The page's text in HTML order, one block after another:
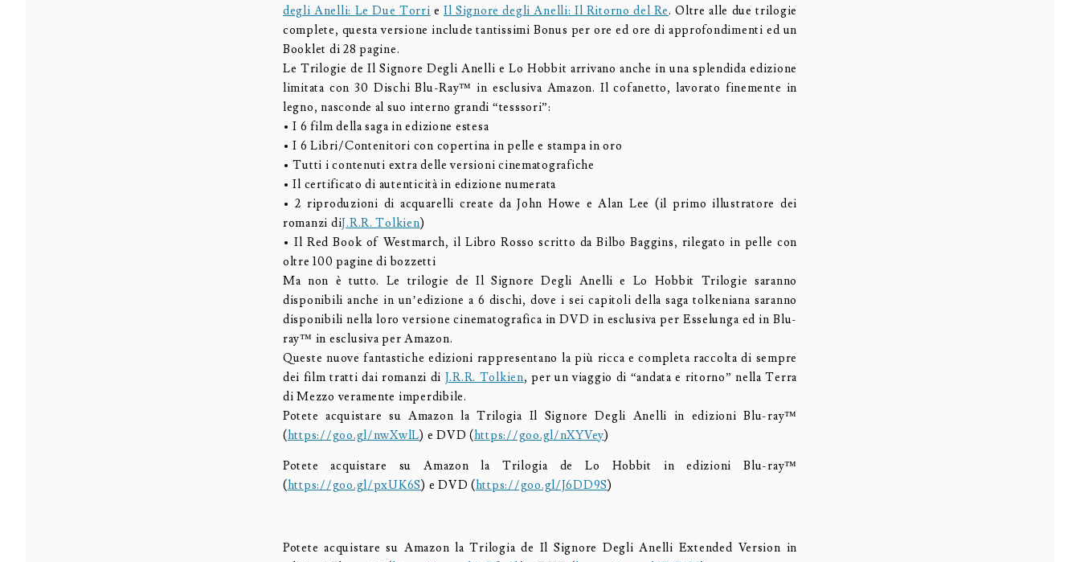
degli Anelli: Le Due Torri eIl Signore degli Anelli: Il Ritorno del Re. Oltre alle due trilogie
complete, questa versione include tantissimi Bonus per ore ed ore di approfondimenti ed un
Booklet di 28 pagine.
Le Trilogie de Il Signore Degli Anelli e Lo Hobbit arrivano anche in una splendida edizione
limitata con 30 Dischi Blu-Ray™ in esclusiva Amazon. Il cofanetto, lavorato finemente in
legno, nasconde al suo interno grandi “tesssori”:
• I 6 film della saga in edizione estesa
• I 6 Libri/Contenitori con copertina in pelle e stampa in oro
• Tutti i contenuti extra delle versioni cinematografiche
• Il certificato di autenticità in edizione numerata
• 2 riproduzioni di acquarelli create da John Howe e Alan Lee (il primo illustratore dei
romanzi diJ.R.R. Tolkien)
• Il Red Book of Westmarch, il Libro Rosso scritto da Bilbo Baggins, rilegato in pelle con
oltre 100 pagine di bozzetti
Ma non è tutto. Le trilogie de Il Signore Degli Anelli e Lo Hobbit Trilogie saranno
disponibili anche in un’edizione a 6 dischi, dove i sei capitoli della saga tolkeniana saranno
disponibili nella loro versione cinematografica in DVD in esclusiva per Esselunga ed in Blu-
ray™ in esclusiva per Amazon.
Queste nuove fantastiche edizioni rappresentano la più ricca e completa raccolta di sempre
dei film tratti dai romanzi di J.R.R. Tolkien, per un viaggio di “andata e ritorno” nella Terra
di Mezzo veramente imperdibile.
Potete acquistare su Amazon la Trilogia Il Signore Degli Anelli in edizioni Blu-ray™
(https://goo.gl/nwXwlL) e DVD (https://goo.gl/nXYVey)
Potete acquistare su Amazon la Trilogia de Lo Hobbit in edizioni Blu-ray™
(https://goo.gl/pxUK6S) e DVD (https://goo.gl/J6DD9S)
Potete acquistare su Amazon la Trilogia de Il Signore Degli Anelli Extended Version in